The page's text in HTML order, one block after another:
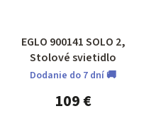
EGLO 900141 SOLO 2,
Stolové svietidlo
Dodanie do 7 dní 🚚
109 €